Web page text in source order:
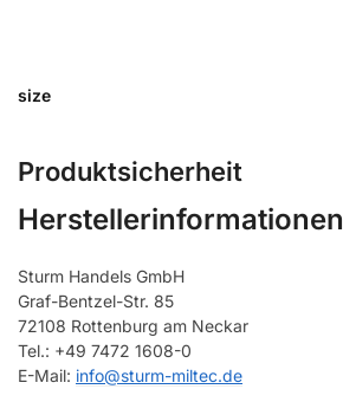
size
Produktsicherheit
Herstellerinformationen
Sturm Handels GmbH
Graf-Bentzel-Str. 85
72108 Rottenburg am Neckar
Tel.: +49 7472 1608-0
E-Mail: info@sturm-miltec.de